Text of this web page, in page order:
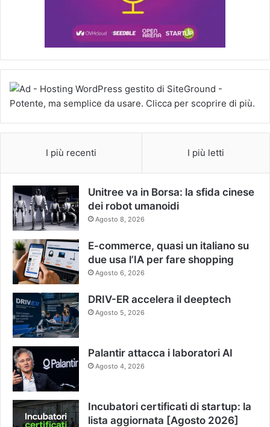
I più recenti I più letti
Unitree va in Borsa: la sfida cinese
dei robot umanoidi
Agosto 8, 2026
E-commerce, quasi un italiano su
due usa l’IA per fare shopping
Agosto 6, 2026
DRIV-ER accelera il deeptech
Agosto 5, 2026
Palantir attacca i laboratori AI
Agosto 4, 2026
Incubatori certificati di startup: la
lista aggiornata [Agosto 2026]